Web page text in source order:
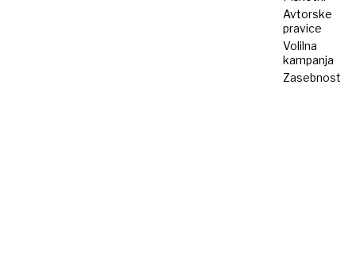
Avtorske
pravice
Volilna
kampanja
Zasebnost